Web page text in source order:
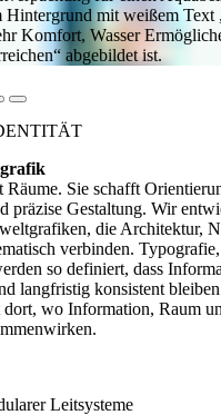
Räume. Sie schafft
präzise Gestaltung. Wir
die Architektur,
verbinden.
so definiert, dass
langfristig konsistent
dort, wo Information, Raum
Leitsysteme